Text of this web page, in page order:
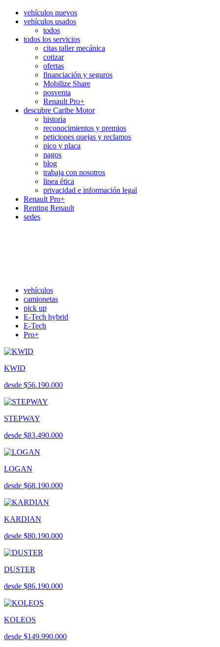
vehículos nuevos
vehículos usados
todos
todos los servicios
citas taller mecánica
cotizar
ofertas
financiación y seguros
Mobilize Share
posventa
Renault Pro+
descubre Caribe Motor
historia
reconocimientos y premios
peticiones quejas y reclamos
pico y placa
pagos
blog
trabaja con nosotros
linea ética
privacidad e información legal
Renault Pro+
Renting Renault
sedes
vehículos
camionetas
pick up
E-Tech hybrid
E-Tech
Pro+
KWID
desde $56.190.000
STEPWAY
desde $83.490.000
LOGAN
desde $68.190.000
KARDIAN
desde $80.190.000
DUSTER
desde $86.190.000
KOLEOS
desde $149.990.000